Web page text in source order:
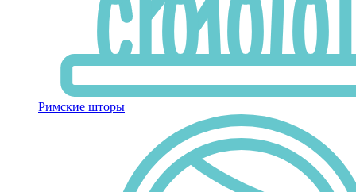
Римские шторы